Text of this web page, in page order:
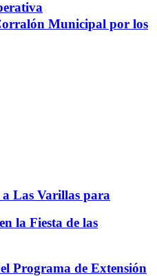
Las Varillas para
la Fiesta de las
Municipal por los
Programa de Extensión